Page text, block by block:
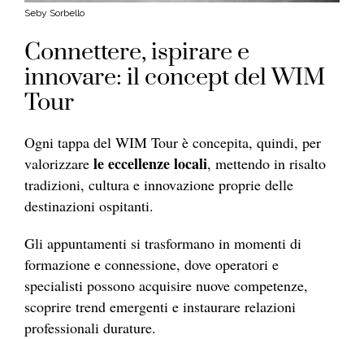
Seby Sorbello
Connettere, ispirare e
innovare: il concept del WIM
Tour
Ogni tappa del WIM Tour è concepita, quindi, per
valorizzare le eccellenze locali, mettendo in risalto
tradizioni, cultura e innovazione proprie delle
destinazioni ospitanti.
Gli appuntamenti si trasformano in momenti di
formazione e connessione, dove operatori e
specialisti possono acquisire nuove competenze,
scoprire trend emergenti e instaurare relazioni
professionali durature.